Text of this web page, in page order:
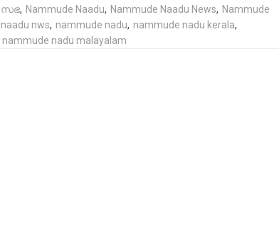
സഭ, Nammude Naadu, Nammude Naadu News, Nammude
naadu nws, nammude nadu, nammude nadu kerala,
nammude nadu malayalam